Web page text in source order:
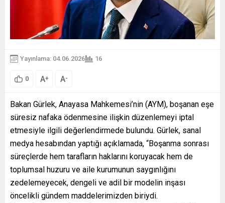
Yayınlama: 04.06.2026 16
0 A+ A-
Bakan Gürlek, Anayasa Mahkemesi’nin (AYM), boşanan eşe
süresiz nafaka ödenmesine ilişkin düzenlemeyi iptal
etmesiyle ilgili değerlendirmede bulundu. Gürlek, sanal
medya hesabından yaptığı açıklamada, “Boşanma sonrası
süreçlerde hem tarafların haklarını koruyacak hem de
toplumsal huzuru ve aile kurumunun saygınlığını
zedelemeyecek, dengeli ve adil bir modelin inşası
öncelikli gündem maddelerimizden biriydi.